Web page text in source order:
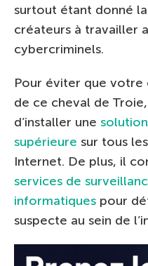
surtout étant donné
créateurs à travailler
cybercriminels.
Pour éviter que votre
de ce cheval de
d’installer une
supérieure sur tous
Internet. De plus, il
services de
informatiques pour
suspecte au sein de